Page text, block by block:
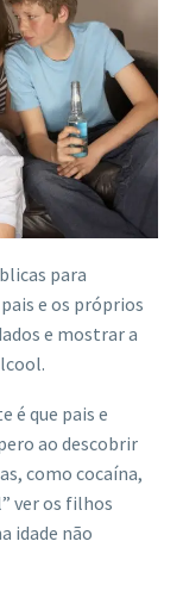
para
e os próprios
e mostrar a
é que pais e
ao descobrir
como cocaína,
ver os filhos
idade não